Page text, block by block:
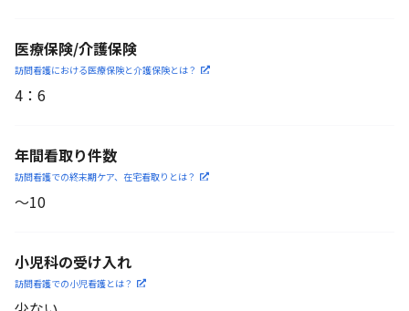
医療保険/介護保険
訪問看護における医療保険と介護保険とは？
4 ： 6
年間看取り件数
訪問看護での終末期ケア、 在宅看取りとは？
〜10
小児科の受け入れ
訪問看護での小児看護とは？